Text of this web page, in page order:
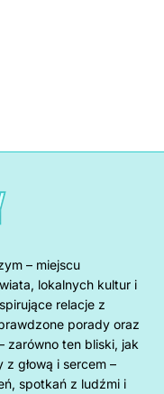
– miejscu
lokalnych kultur i
relacje z
porady oraz
zarówno ten bliski, jak
głową i sercem –
spotkań z ludźmi i